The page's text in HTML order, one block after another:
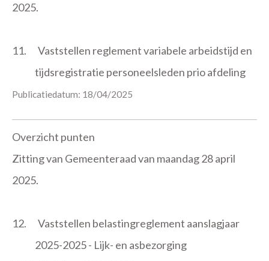
2025.
11.
Vaststellen reglement variabele arbeidstijd en
tijdsregistratie personeelsleden prio afdeling
Publicatiedatum: 18/04/2025
Overzicht punten
Zitting van Gemeenteraad van maandag 28 april
2025.
12.
Vaststellen belastingreglement aanslagjaar
2025-2025 - Lijk- en asbezorging